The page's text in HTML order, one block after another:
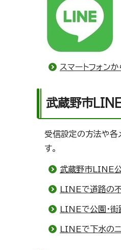
スマートフォン
武蔵野市
受信設定の方法や各
す。
武蔵野市LINE公
LINEで道路の
LINEで公園・
LINEで下水の